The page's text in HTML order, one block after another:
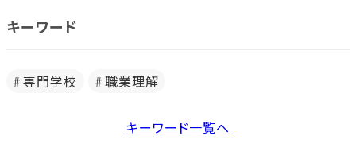
キーワード
専門学校 職業理解
キーワード一覧へ